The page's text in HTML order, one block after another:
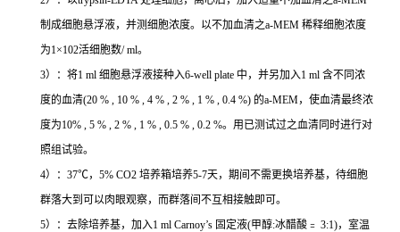
制成细胞悬浮液，并测细胞浓度。以不加血清之a-MEM 稀释细胞浓度
为1×102活细胞数/ ml。
3）：将1 ml 细胞悬浮液接种入6-well plate 中，并另加入1 ml 含不同浓
度的血清(20 % , 10 % , 4 % , 2 % , 1 % , 0.4 %) 的a-MEM，使血清最终浓
度为10% , 5 % , 2 % , 1 % , 0.5 % , 0.2 %。用已测试过之血清同时进行对
照组试验。
4）：37℃，5% CO2 培养箱培养5-7天，期间不需更换培养基，待细胞
群落大到可以肉眼观察，而群落间不互相接触即可。
5）：去除培养基，加入1 ml Carnoy’s 固定液(甲醇:冰醋酸﹦ 3:1)，室温